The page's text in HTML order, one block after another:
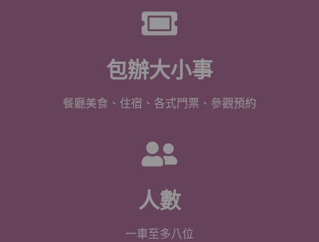
包辦大小事
餐廳美食、住宿、各式門票、參觀預約
人數
一車至多八位